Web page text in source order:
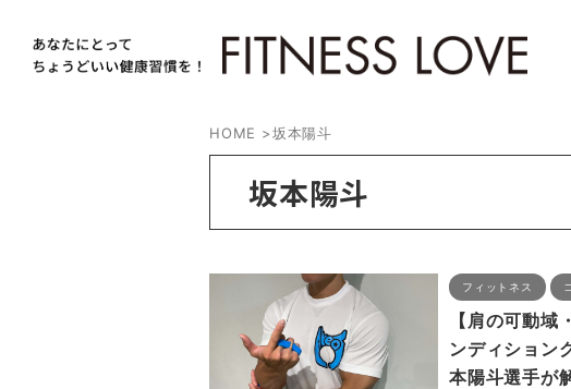
HOME >坂本陽斗
坂本陽斗
フィットネス
【肩の可動
ンディション
本陽斗選手が